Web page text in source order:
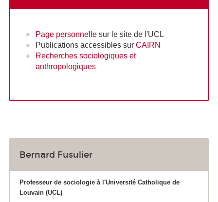
Page personnelle sur le site de l'UCL
Publications accessibles sur CAIRN
Recherches sociologiques et
anthropologiques
Bernard Fusulier
Professeur de sociologie à l'Université Catholique de
Louvain (UCL)